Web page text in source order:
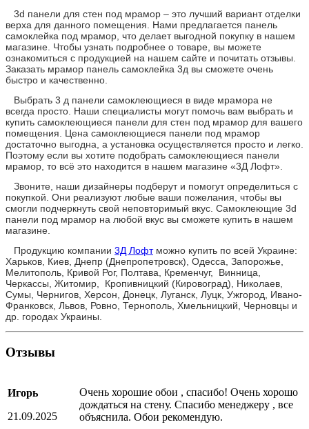
3d панели для стен под мрамор – это лучший вариант отделки
верха для данного помещения. Нами предлагается панель
самоклейка под мрамор, что делает выгодной покупку в нашем
магазине. Чтобы узнать подробнее о товаре, вы можете
ознакомиться с продукцией на нашем сайте и почитать отзывы.
Заказать мрамор панель самоклейка 3д вы сможете очень
быстро и качественно.
Выбрать 3 д панели самоклеющиеся в виде мрамора не
всегда просто. Наши специалисты могут помочь вам выбрать и
купить самоклеющиеся панели для стен под мрамор для вашего
помещения. Цена самоклеющиеся панели под мрамор
достаточно выгодна, а установка осуществляется просто и легко.
Поэтому если вы хотите подобрать самоклеющиеся панели
мрамор, то всё это находится в нашем магазине «3Д Лофт».
Звоните, наши дизайнеры подберут и помогут определиться с
покупкой. Они реализуют любые ваши пожелания, чтобы вы
смогли подчеркнуть свой неповторимый вкус. Самоклеющие 3d
панели под мрамор на любой вкус вы сможете купить в нашем
магазине.
Продукцию компании 3Д Лофтможно купить по всей Украине:
Харьков, Киев, Днепр (Днепропетровск), Одесса, Запорожье,
Мелитополь, Кривой Рог, Полтава, Кременчуг, Винница,
Черкассы, Житомир, Кропивницкий (Кировоград), Николаев,
Сумы, Чернигов, Херсон, Донецк, Луганск, Луцк, Ужгород, Ивано-
Франковск, Львов, Ровно, Тернополь, Хмельницкий, Черновцы и
др. городах Украины.
Отзывы
Игорь
21.09.2025
Очень хорошие обои , спасибо! Очень хорошо
дождаться на стену. Спасибо менеджеру , все
объяснила. Обои рекомендую.